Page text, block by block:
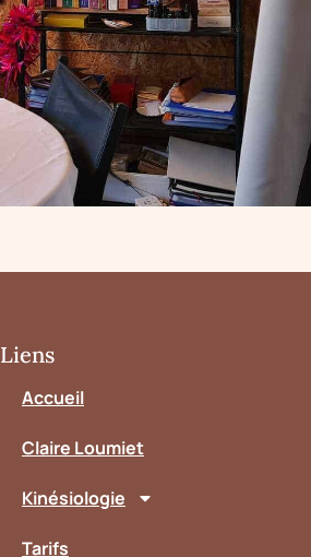
Liens
Accueil
Claire Loumiet
Kinésiologie
Tarifs